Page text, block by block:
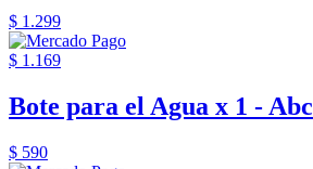
$ 1.299
$ 1.169
Bote para el Agua x 1 - Abc
$ 590